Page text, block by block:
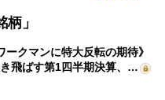
」
ークマンに特大反転の期待》
飛ばす第1四半期決算、…